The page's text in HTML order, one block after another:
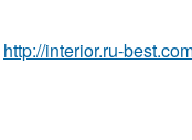
http://interior.ru-